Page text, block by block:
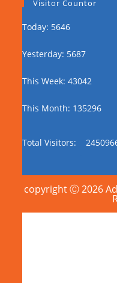
Visitor Countor
Today: 5646
Yesterday: 5687
This Week: 43042
This Month: 135296
Total Visitors:
copyright Ⓒ 2026